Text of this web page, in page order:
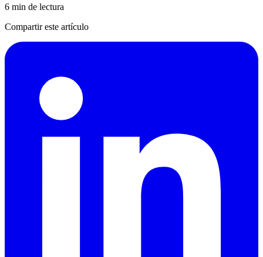
6 min de lectura
Compartir este artículo